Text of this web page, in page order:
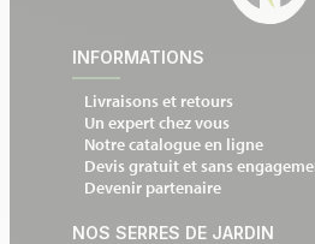
INFORMATIONS
Livraisons et retours
Un expert chez vous
Notre catalogue en ligne
Devis gratuit et sans
Devenir partenaire
NOS SERRES DE JARDIN